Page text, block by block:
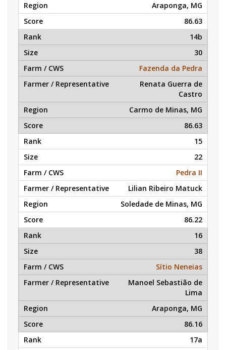
Araponga, MG
86.63
14b
30
Fazenda da Pedra
Renata Guerra de
Castro
Carmo de Minas, MG
86.63
15
22
Pedra II
Lilian Ribeiro Matuck
Soledade de Minas, MG
86.22
16
38
Sítio Neneias
Manoel Sebastião de
Lima
Araponga, MG
86.16
17a